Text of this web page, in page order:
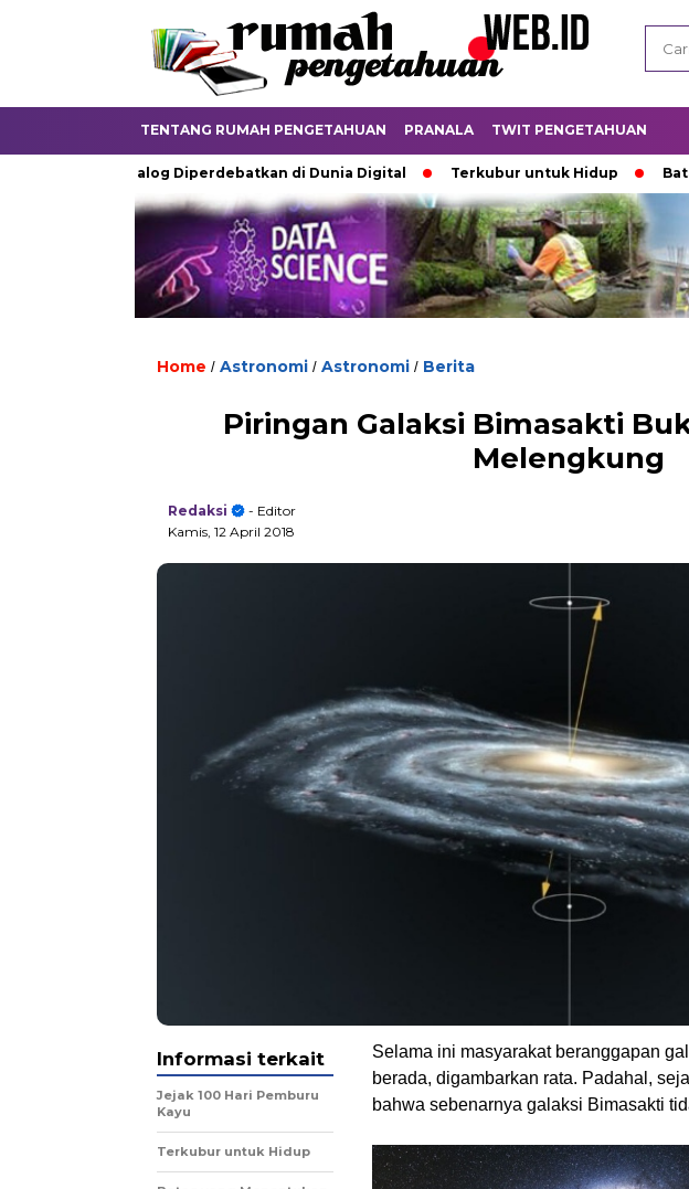
TENTANG RUMAH PENGETAHUAN PRANALA TWIT PENGETAHUAN
Analog Diperdebatkan di Dunia Digital Terkubur untuk Hidup Batas yang
Home / Astronomi / Astronomi / Berita
Piringan Galaksi Bimasakti
Melengkung
Redaksi
- Editor
Kamis, 12 April 2018
Selama ini masyarakat beranggapan
berada, digambarkan rata. Padahal,
bahwa sebenarnya galaksi Bimasakti
Informasi terkait
Jejak 100 Hari Pemburu
Kayu
Terkubur untuk Hidup